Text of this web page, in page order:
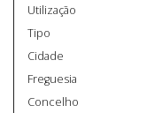
Utilização
Tipo
Cidade
Freguesia
Concelho